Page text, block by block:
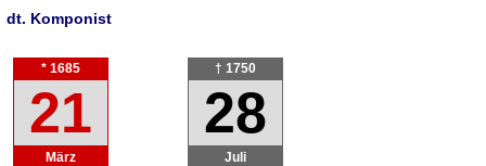
dt. Komponist
* 1685
21
März
† 1750
28
Juli